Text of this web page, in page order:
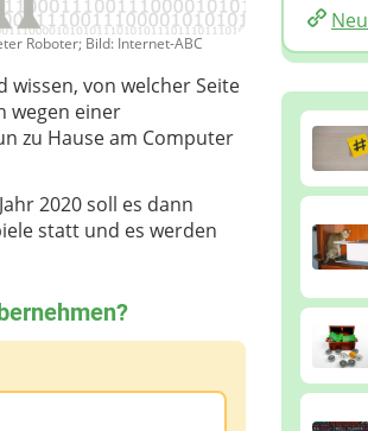
Roboter; Bild: Internet-ABC
von welcher Seite
wegen einer
zu Hause am Computer
2020 soll es dann
statt und es werden